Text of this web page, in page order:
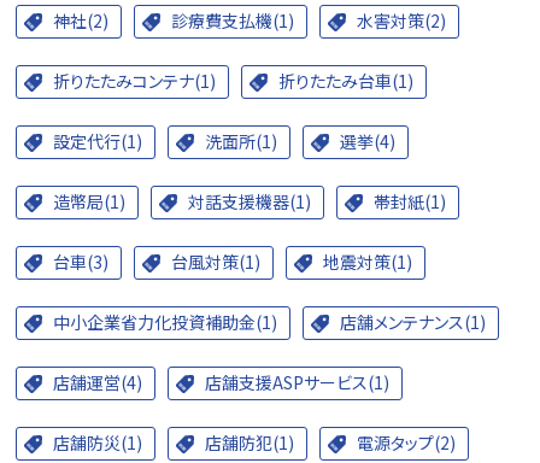
神社(2) 診療費支払機(1) 水害対策(2)
折りたたみコンテナ(1) 折りたたみ台車(1)
設定代行(1) 洗面所(1) 選挙(4)
造幣局(1) 対話支援機器(1) 帯封紙(1)
台車(3) 台風対策(1) 地震対策(1)
中小企業省力化投資補助金(1) 店舗メンテナンス(1)
店舗運営(4) 店舗支援ASPサービス(1)
店舗防災(1) 店舗防犯(1) 電源タップ(2)